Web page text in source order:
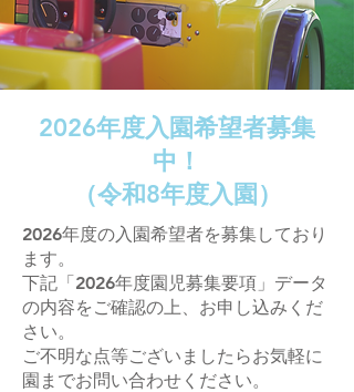
2026年度入園希望者募集
中！
​（令和8年度入園）
2026年度の入園希望者を募集しており
ます。
下記「2026年度園児募集要項」データ
の内容をご確認の上、お申し込みくだ
さい。
ご不明な点等ございましたらお気軽に
園までお問い合わせください。